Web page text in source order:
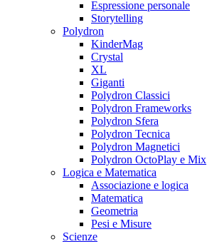
Espressione personale
Storytelling
Polydron
KinderMag
Crystal
XL
Giganti
Polydron Classici
Polydron Frameworks
Polydron Sfera
Polydron Tecnica
Polydron Magnetici
Polydron OctoPlay e Mix
Logica e Matematica
Associazione e logica
Matematica
Geometria
Pesi e Misure
Scienze